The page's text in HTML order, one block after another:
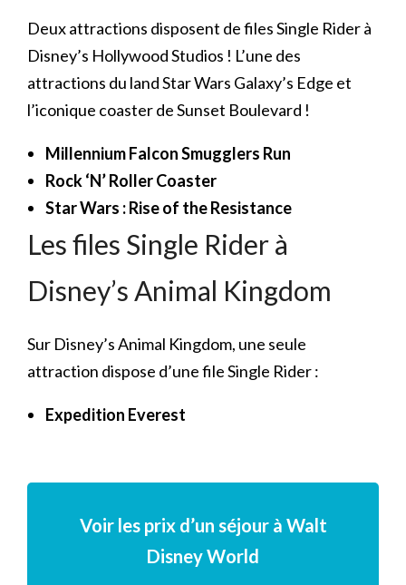
Deux attractions disposent de files Single Rider à
Disney’s Hollywood Studios ! L’une des
attractions du land Star Wars Galaxy’s Edge et
l’iconique coaster de Sunset Boulevard !
Millennium Falcon Smugglers Run
Rock ‘N’ Roller Coaster
Star Wars : Rise of the Resistance
Les files Single Rider à
Disney’s Animal Kingdom
Sur Disney’s Animal Kingdom, une seule
attraction dispose d’une file Single Rider :
Expedition Everest
Voir les prix d’un séjour à Walt
Disney World